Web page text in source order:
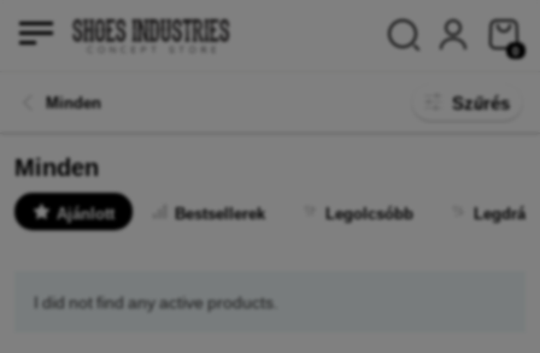
0
Minden Szűrés
Minden
Ajánlott Bestsellerek Legolcsóbb
I did not find any active products.